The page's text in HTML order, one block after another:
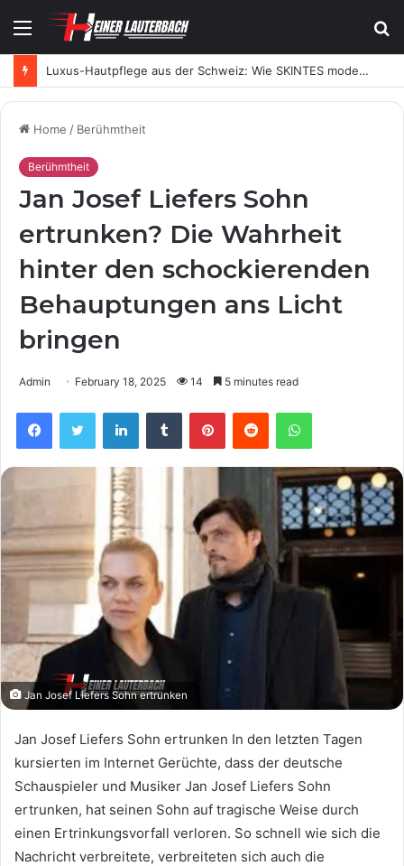
Menu
Luxus-Hautpflege aus der Schweiz: Wie SKINTES moderne Skincare neu definiert
Home / Berühmtheit
Berühmtheit
Jan Josef Liefers Sohn
ertrunken? Die Wahrheit
hinter den schockierenden
Behauptungen ans Licht
bringen
Admin February 18, 2025 14 5 minutes read
FacebookTwitter LinkedInTumblr PinterestReddit WhatsApp
Jan Josef Liefers Sohn ertrunken
Jan Josef Liefers Sohn ertrunken In den letzten Tagen
kursierten im Internet Gerüchte, dass der deutsche
Schauspieler und Musiker Jan Josef Liefers Sohn
ertrunken, hat seinen Sohn auf tragische Weise durch
einen Ertrinkungsvorfall verloren. So schnell wie sich die
Nachricht verbreitete, verbreiteten sich auch die